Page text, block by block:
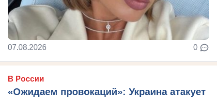
07.08.2026 0
В России
«Ожидаем провокаций»: Украина атакует